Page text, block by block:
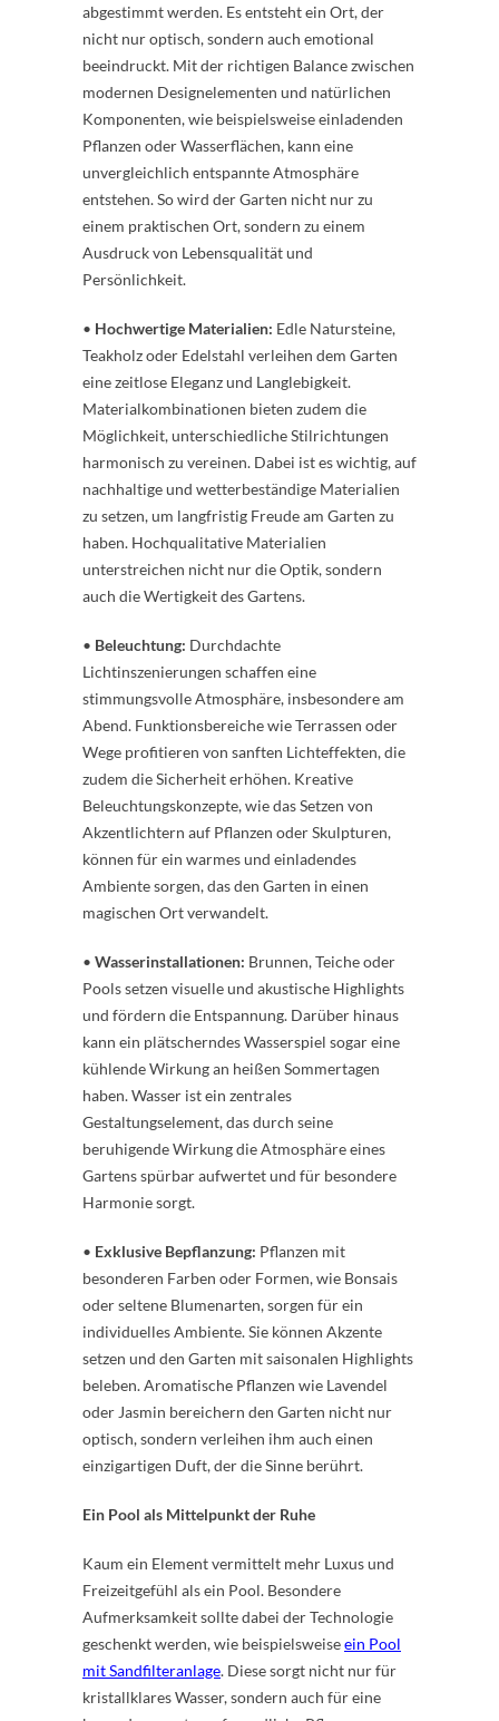
abgestimmt werden. Es entsteht ein Ort, der
nicht nur optisch, sondern auch emotional
beeindruckt. Mit der richtigen Balance zwischen
modernen Designelementen und natürlichen
Komponenten, wie beispielsweise einladenden
Pflanzen oder Wasserflächen, kann eine
unvergleichlich entspannte Atmosphäre
entstehen. So wird der Garten nicht nur zu
einem praktischen Ort, sondern zu einem
Ausdruck von Lebensqualität und
Persönlichkeit.
• Hochwertige Materialien: Edle Natursteine,
Teakholz oder Edelstahl verleihen dem Garten
eine zeitlose Eleganz und Langlebigkeit.
Materialkombinationen bieten zudem die
Möglichkeit, unterschiedliche Stilrichtungen
harmonisch zu vereinen. Dabei ist es wichtig, auf
nachhaltige und wetterbeständige Materialien
zu setzen, um langfristig Freude am Garten zu
haben. Hochqualitative Materialien
unterstreichen nicht nur die Optik, sondern
auch die Wertigkeit des Gartens.
• Beleuchtung: Durchdachte
Lichtinszenierungen schaffen eine
stimmungsvolle Atmosphäre, insbesondere am
Abend. Funktionsbereiche wie Terrassen oder
Wege profitieren von sanften Lichteffekten, die
zudem die Sicherheit erhöhen. Kreative
Beleuchtungskonzepte, wie das Setzen von
Akzentlichtern auf Pflanzen oder Skulpturen,
können für ein warmes und einladendes
Ambiente sorgen, das den Garten in einen
magischen Ort verwandelt.
• Wasserinstallationen: Brunnen, Teiche oder
Pools setzen visuelle und akustische Highlights
und fördern die Entspannung. Darüber hinaus
kann ein plätscherndes Wasserspiel sogar eine
kühlende Wirkung an heißen Sommertagen
haben. Wasser ist ein zentrales
Gestaltungselement, das durch seine
beruhigende Wirkung die Atmosphäre eines
Gartens spürbar aufwertet und für besondere
Harmonie sorgt.
• Exklusive Bepflanzung: Pflanzen mit
besonderen Farben oder Formen, wie Bonsais
oder seltene Blumenarten, sorgen für ein
individuelles Ambiente. Sie können Akzente
setzen und den Garten mit saisonalen Highlights
beleben. Aromatische Pflanzen wie Lavendel
oder Jasmin bereichern den Garten nicht nur
optisch, sondern verleihen ihm auch einen
einzigartigen Duft, der die Sinne berührt.
Ein Pool als Mittelpunkt der Ruhe
Kaum ein Element vermittelt mehr Luxus und
Freizeitgefühl als ein Pool. Besondere
Aufmerksamkeit sollte dabei der Technologie
geschenkt werden, wie beispielsweiseein Pool
mit Sandfilteranlage. Diese sorgt nicht nur für
kristallklares Wasser, sondern auch für eine